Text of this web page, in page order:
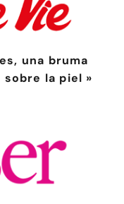
una bruma
la piel »